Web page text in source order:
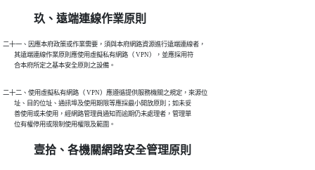
玖、遠端連線作業原則
二十一、因應本府政策或作業需要，須與本府網路資源進行遠端連線者，
        其遠端連線作業原則應使用虛擬私有網路（ VPN），並應採用符
        合本府所定之基本安全原則之設備。
二十二、使用虛擬私有網路（ VPN）應遵循提供服務機關之規定，來源位
        址、目的位址、通訊埠及使用期限等應採最小開放原則；如未妥
        善使用或未使用，經網路管理員通知而逾期仍未處理者，管理單
        位有權停用或限制使用權限及範圍。
壹拾、各機關網路安全管理原則